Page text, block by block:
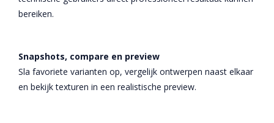
bereiken.
Snapshots, compare en preview
Sla favoriete varianten op, vergelijk ontwerpen naast elkaar
en bekijk texturen in een realistische preview.